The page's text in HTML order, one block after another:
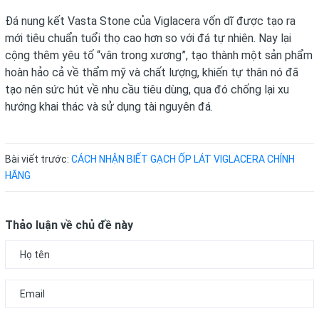
Đá nung kết Vasta Stone của Viglacera vốn dĩ được tạo ra
mới tiêu chuẩn tuổi thọ cao hơn so với đá tự nhiên. Nay lại
cộng thêm yêu tố “vân trong xương”, tạo thành một sản phẩm
hoàn hảo cả về thẩm mỹ và chất lượng, khiến tự thân nó đã
tạo nên sức hút về nhu cầu tiêu dùng, qua đó chống lại xu
hướng khai thác và sử dụng tài nguyên đá.
Bài viết trước: CÁCH NHẬN BIẾT GẠCH ỐP LÁT VIGLACERA CHÍNH
HÃNG
Thảo luận về chủ đề này